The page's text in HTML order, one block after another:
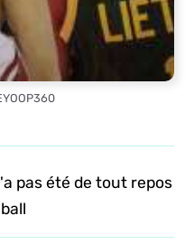
pas été de tout repos